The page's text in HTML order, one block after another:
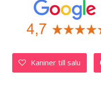
Kaniner till salu